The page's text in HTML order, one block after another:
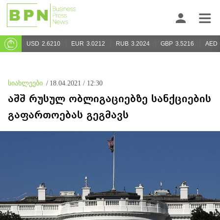
USD 2.6210 EUR 3.0212 RUB 3.2024 GBP 3.5216 AED
სიახლეები / 18.04.2021 / 12:30
აშშ რუსულ ობლიგაციებზე სანქციების
გაფართოებას გეგმავს